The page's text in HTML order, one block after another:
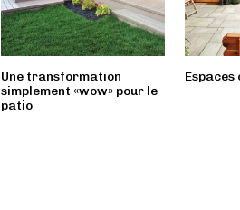
Une transformation
simplement «wow» pour le
patio